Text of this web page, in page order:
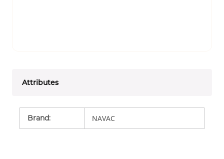
Attributes
Brand: NAVAC